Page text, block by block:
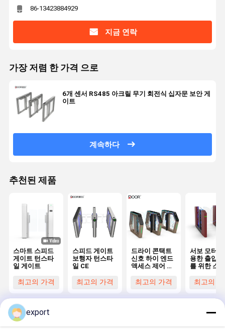
86-13423884929
지금 연락
가장 저렴 한 가격 으로
6개 센서 RS485 아크릴 무기 회전식 십자문 보안 게
이트
계속하다
추천된 제품
스마트 스피드
게이트 턴스타
일 게이트
최고의 가격
스피드 게이트
보행자 턴스타
일 CE
최고의 가격
드라이 콘택트
신호 하이 엔드
액세스 제어 턴
최고의 가격
서보 모터를
용한 출입
를 위한 스
턴스타일
최고의
export